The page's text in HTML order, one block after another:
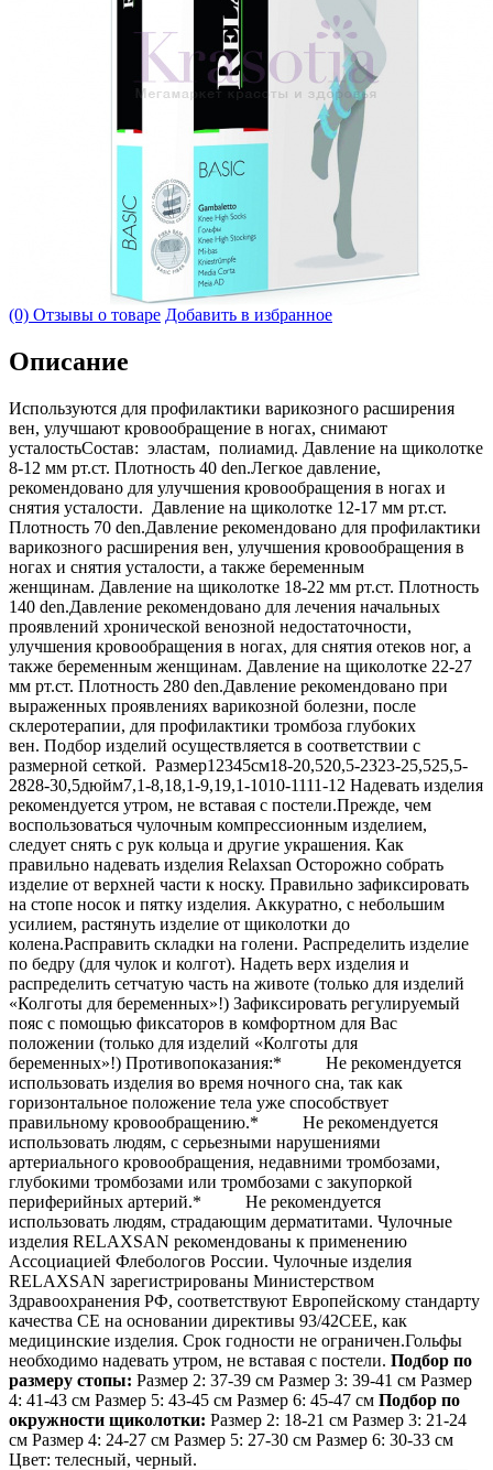
(0) Отзывы о товаре Добавить в избранное
Описание
Используются для профилактики варикозного расширения
вен, улучшают кровообращение в ногах, снимают
усталостьСостав: эластам, полиамид. Давление на щиколотке
8-12 мм рт.ст. Плотность 40 den.Легкое давление,
рекомендовано для улучшения кровообращения в ногах и
снятия усталости. Давление на щиколотке 12-17 мм рт.ст.
Плотность 70 den.Давление рекомендовано для профилактики
варикозного расширения вен, улучшения кровообращения в
ногах и снятия усталости, а также беременным
женщинам. Давление на щиколотке 18-22 мм рт.ст. Плотность
140 den.Давление рекомендовано для лечения начальных
проявлений хронической венозной недостаточности,
улучшения кровообращения в ногах, для снятия отеков ног, а
также беременным женщинам. Давление на щиколотке 22-27
мм рт.ст. Плотность 280 den.Давление рекомендовано при
выраженных проявлениях варикозной болезни, после
склеротерапии, для профилактики тромбоза глубоких
вен. Подбор изделий осуществляется в соответствии с
размерной сеткой. Размер12345см18-20,520,5-2323-25,525,5-
2828-30,5дюйм7,1-8,18,1-9,19,1-1010-1111-12 Надевать изделия
рекомендуется утром, не вставая с постели.Прежде, чем
воспользоваться чулочным компрессионным изделием,
следует снять с рук кольца и другие украшения. Как
правильно надевать изделия Relaxsan Осторожно собрать
изделие от верхней части к носку. Правильно зафиксировать
на стопе носок и пятку изделия. Аккуратно, с небольшим
усилием, растянуть изделие от щиколотки до
колена.Расправить складки на голени. Распределить изделие
по бедру (для чулок и колгот). Надеть верх изделия и
распределить сетчатую часть на животе (только для изделий
«Колготы для беременных»!) Зафиксировать регулируемый
пояс с помощью фиксаторов в комфортном для Вас
положении (только для изделий «Колготы для
беременных»!) Противопоказания:* Не рекомендуется
использовать изделия во время ночного сна, так как
горизонтальное положение тела уже способствует
правильному кровообращению.* Не рекомендуется
использовать людям, с серьезными нарушениями
артериального кровообращения, недавними тромбозами,
глубокими тромбозами или тромбозами с закупоркой
периферийных артерий.* Не рекомендуется
использовать людям, страдающим дерматитами. Чулочные
изделия RELAXSAN рекомендованы к применению
Ассоциацией Флебологов России. Чулочные изделия
RELAXSAN зарегистрированы Министерством
Здравоохранения РФ, соответствуют Европейскому стандарту
качества СЕ на основании директивы 93/42СЕЕ, как
медицинские изделия. Срок годности не ограничен.Гольфы
необходимо надевать утром, не вставая с постели. Подбор по
размеру стопы: Размер 2: 37-39 см Размер 3: 39-41 см Размер
4: 41-43 см Размер 5: 43-45 см Размер 6: 45-47 см Подбор по
окружности щиколотки: Размер 2: 18-21 см Размер 3: 21-24
см Размер 4: 24-27 см Размер 5: 27-30 см Размер 6: 30-33 см
Цвет: телесный, черный.